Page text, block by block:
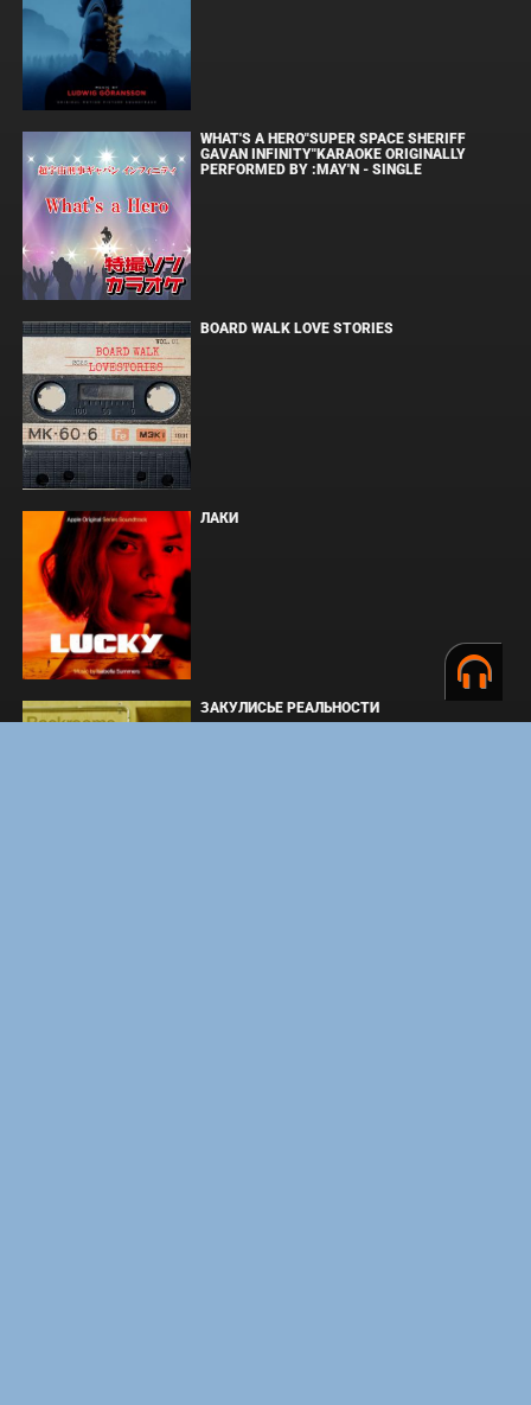
WHAT'S A HERO"SUPER SPACE SHERIFF
GAVAN INFINITY"KARAOKE ORIGINALLY
PERFORMED BY :MAY'N - SINGLE
BOARD WALK LOVE STORIES
ЛАКИ
ЗАКУЛИСЬЕ РЕАЛЬНОСТИ